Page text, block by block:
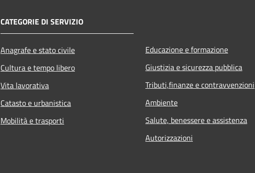
CATEGORIE DI SERVIZIO
Anagrafe e stato civile
Cultura e tempo libero
Vita lavorativa
Catasto e urbanistica
Mobilità e trasporti
Educazione e formazione
Giustizia e sicurezza pubblica
Tributi,finanze e contravvenzioni
Ambiente
Salute, benessere e assistenza
Autorizzazioni